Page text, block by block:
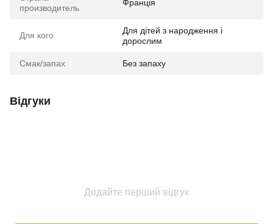
производитель
Франція
Для кого
Для дітей з народження і
дорослим
Смак/запах Без запаху
Відгуки
Додайте перший відгук